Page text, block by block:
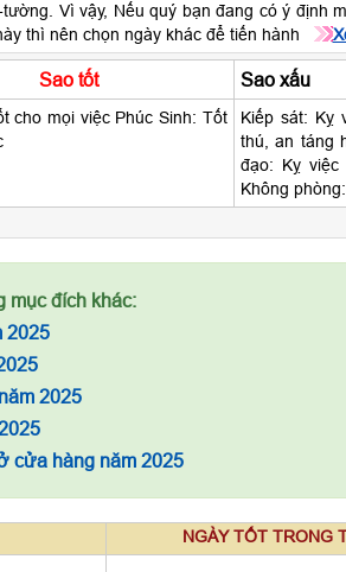
tường. Vì vậy, Nếu quý bạn đang có ý định
thì nên chọn ngày khác để tiến hành
Sao tốt Sao xấu
cho mọi việc Phúc Sinh: Tốt
Kiếp sát: Kỵ
thú, an táng
đạo: Kỵ
Không
mục đích khác:
2025
2025
cửa hàng năm 2025
NGÀY TỐT TRONG